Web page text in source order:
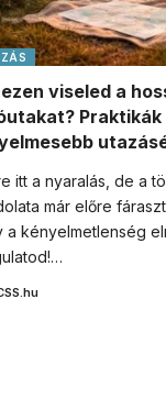
viseled a
Praktikák
itt a nyaralás, de a
már előre
a kényelmetlenség